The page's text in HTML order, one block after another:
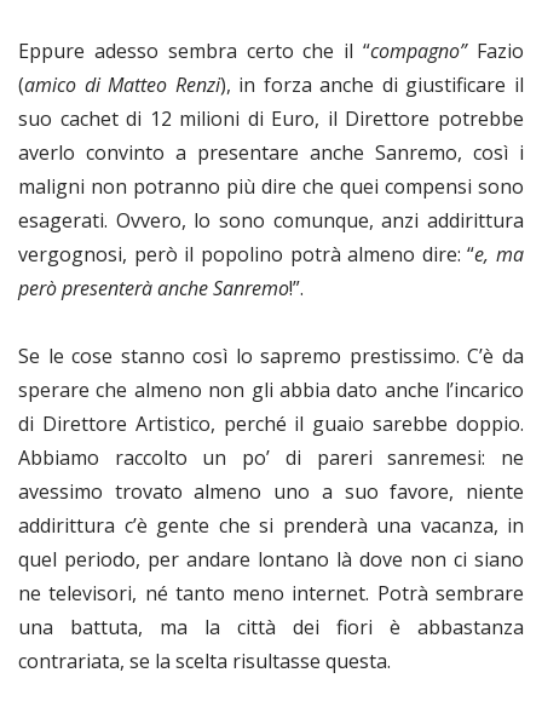
Eppure adesso sembra certo che il “compagno”Fazio
(amico di Matteo Renzi), in forza anche di giustificare il
suo cachet di 12 milioni di Euro, il Direttore potrebbe
averlo convinto a presentare anche Sanremo, così i
maligni non potranno più dire che quei compensi sono
esagerati. Ovvero, lo sono comunque, anzi addirittura
vergognosi, però il popolino potrà almeno dire: “e, ma
però presenterà anche Sanremo!”.
Se le cose stanno così lo sapremo prestissimo. C’è da
sperare che almeno non gli abbia dato anche l’incarico
di Direttore Artistico, perché il guaio sarebbe doppio.
Abbiamo raccolto un po’ di pareri sanremesi: ne
avessimo trovato almeno uno a suo favore, niente
addirittura c’è gente che si prenderà una vacanza, in
quel periodo, per andare lontano là dove non ci siano
ne televisori, né tanto meno internet. Potrà sembrare
una battuta, ma la città dei fiori è abbastanza
contrariata, se la scelta risultasse questa.